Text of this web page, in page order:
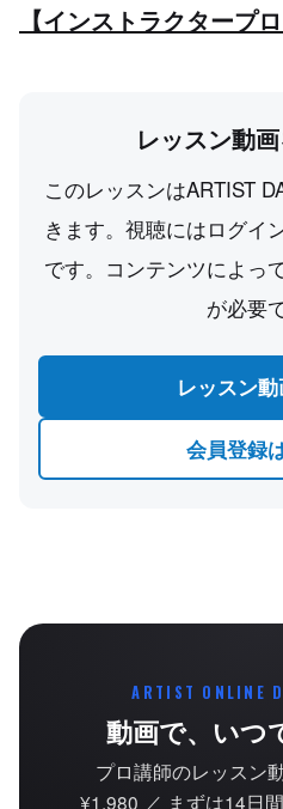
【インストラクタープ
レッスン動
このレッスンはARTIST
きます。視聴にはログイ
です。コンテンツによっ
が必要
レッスン
会員登録
ARTIST ONLINE
動画で、いつ
プロ講師のレッスン
¥1,980 ／ まずは14日